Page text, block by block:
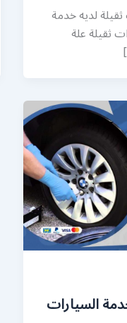
لديه خدمة
ثقيلة علة
سيارة 99007355 خدمة السيارات